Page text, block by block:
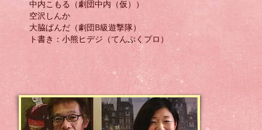
中内こもる（劇団中内（仮））
空沢しんか
大脇ぱんだ（劇団B級遊撃隊）
​ト書き：小熊ヒデジ（てんぷくプロ）